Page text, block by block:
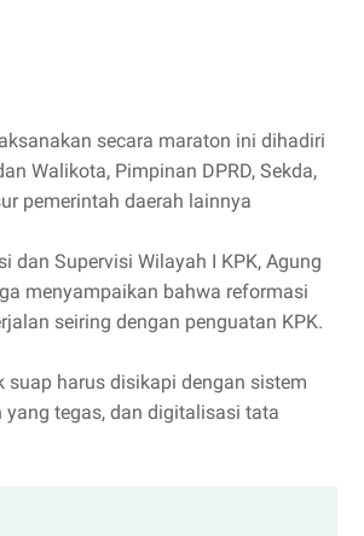
secara maraton ini dihadiri
Walikota, Pimpinan DPRD, Sekda,
pemerintah daerah lainnya
dan Supervisi Wilayah I KPK, Agung
menyampaikan bahwa reformasi
seiring dengan penguatan KPK.
suap harus disikapi dengan sistem
yang tegas, dan digitalisasi tata